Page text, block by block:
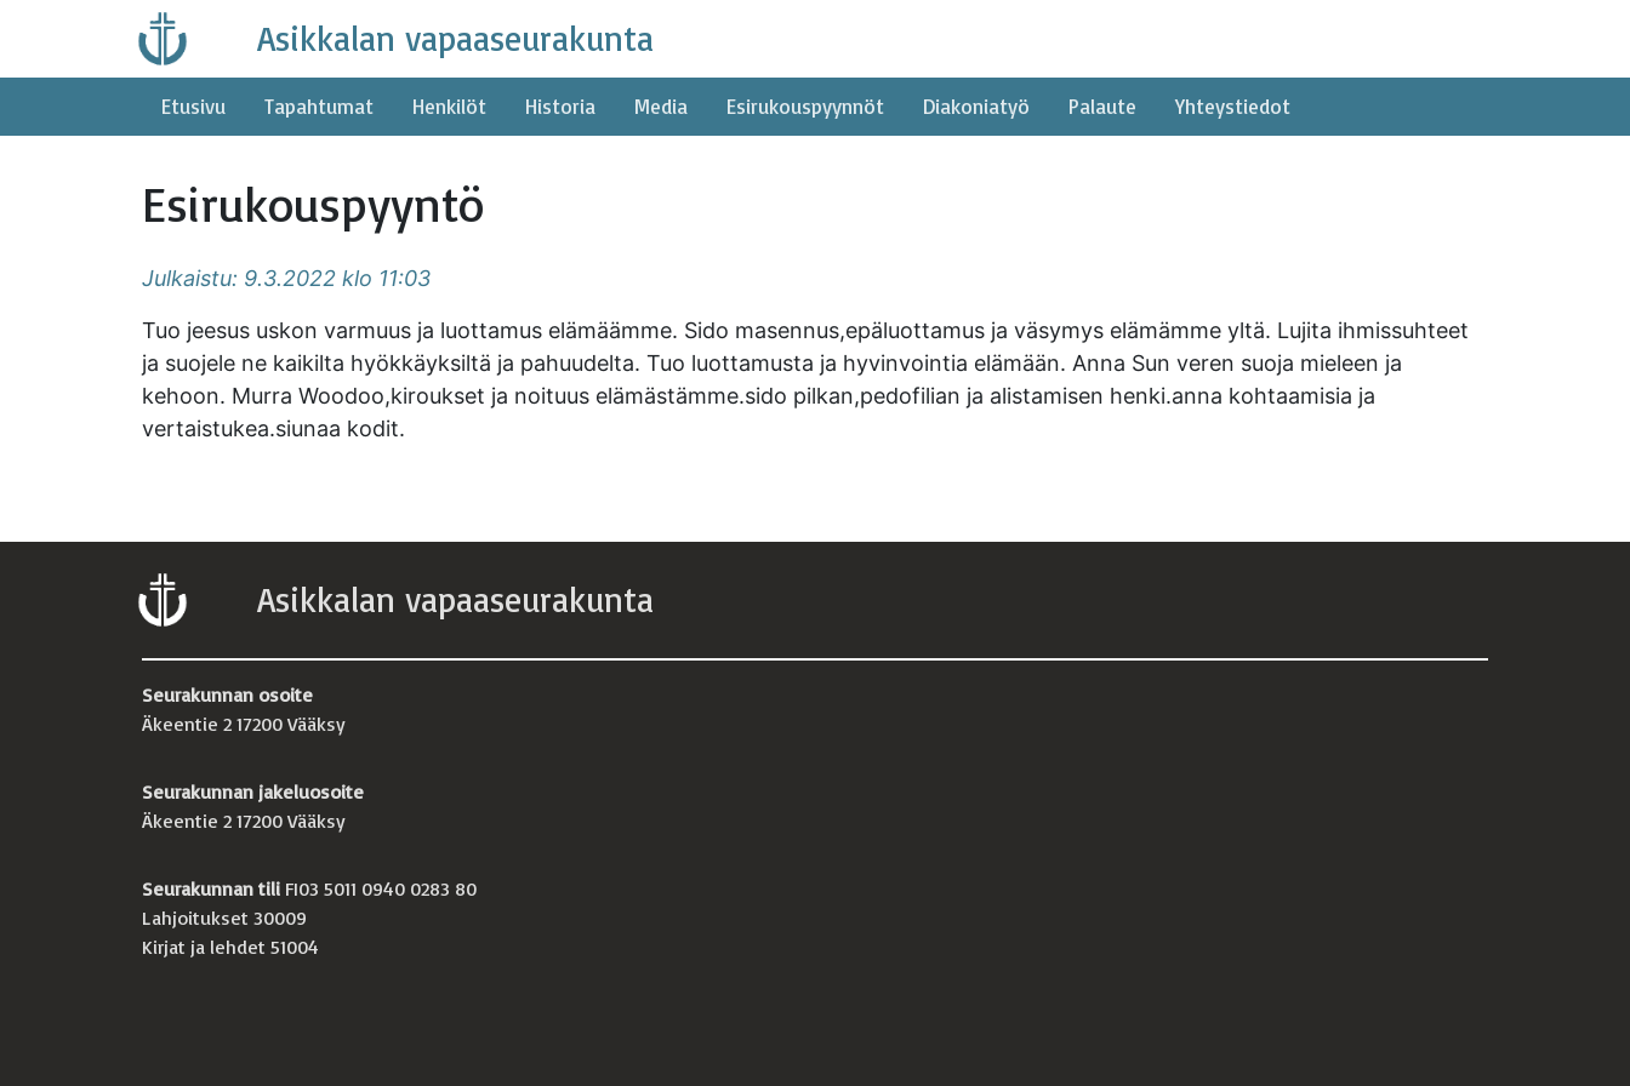
content
Asikkalan vapaaseurakunta
Etusivu Tapahtumat Henkilöt Historia Media Esirukouspyynnöt Diakoniatyö Palaute Yhteystiedot
Esirukouspyyntö
Julkaistu: 9.3.2022 klo 11:03
Tuo jeesus uskon varmuus ja luottamus elämäämme. Sido masennus,epäluottamus ja väsymys elämämme yltä. Lujita ihmissuhteet
ja suojele ne kaikilta hyökkäyksiltä ja pahuudelta. Tuo luottamusta ja hyvinvointia elämään. Anna Sun veren suoja mieleen ja
kehoon. Murra Woodoo,kiroukset ja noituus elämästämme.sido pilkan,pedofilian ja alistamisen henki.anna kohtaamisia ja
vertaistukea.siunaa kodit.
Asikkalan vapaaseurakunta
Seurakunnan osoite
Äkeentie 2 17200 Vääksy
Seurakunnan jakeluosoite
Äkeentie 2 17200 Vääksy
Seurakunnan tili FI03 5011 0940 0283 80
Lahjoitukset 30009
Kirjat ja lehdet 51004